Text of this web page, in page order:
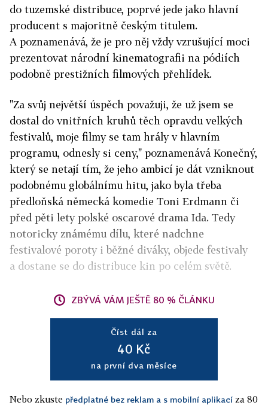
do tuzemské distribuce, poprvé jede jako hlavní
producent s majoritně českým titulem.
A poznamenává, že je pro něj vždy vzrušující moci
prezentovat národní kinematografii na pódiích
podobně prestižních filmových přehlídek.
"Za svůj největší úspěch považuji, že už jsem se
dostal do vnitřních kruhů těch opravdu velkých
festivalů, moje filmy se tam hrály v hlavním
programu, odnesly si ceny," poznamenává Konečný,
který se netají tím, že jeho ambicí je dát vzniknout
podobnému globálnímu hitu, jako byla třeba
předloňská německá komedie Toni Erdmann či
před pěti lety polské oscarové drama Ida. Tedy
notoricky známému dílu, které nadchne
festivalové poroty i běžné diváky, objede festivaly
a dostane se do distribuce kin po celém světě.
ZBÝVÁ VÁM JEŠTĚ 80 % ČLÁNKU
Číst dál za
40 Kč
na první dva měsíce
Nebo zkuste předplatné bez reklam a s mobilní aplikací za 80